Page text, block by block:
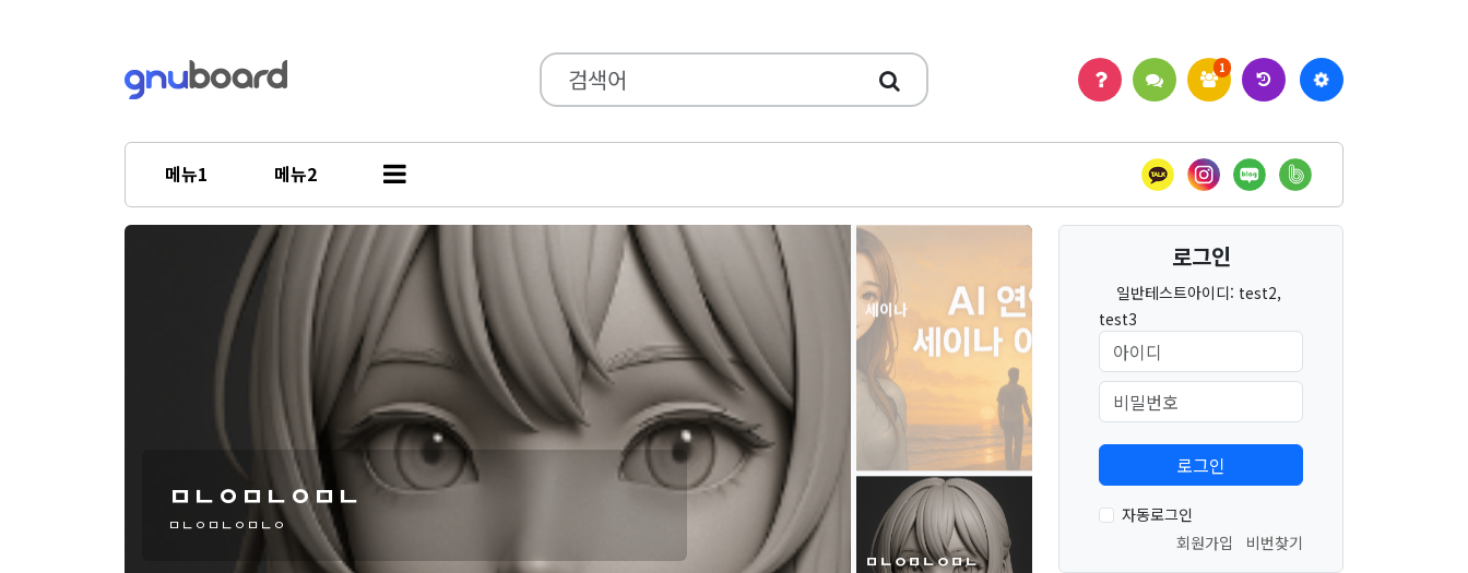
1
메뉴1 메뉴2
ㅁㄴㅇㅁㄴㅇㅁㄴ
ㅁㄴㅇㅁㄴㅇㅁㄴㅇ
세이나2
세이나2
세이나
ㅁㄴㅇㅁㄴㅇㅁㄴ
로그인
일반테스트아이디: test2,
test3
자동로그인
회원가입
비번찾기